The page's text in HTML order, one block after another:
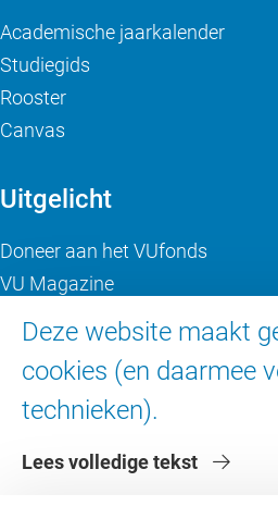
Deze website maakt
cookies (en daarmee
technieken).
Lees volledige tekst
Academische jaarkalender
Studiegids
Rooster
Canvas
Uitgelicht
Doneer aan het VUfonds
VU Magazine
Over de VU
Contact en route